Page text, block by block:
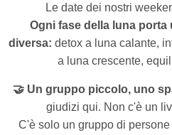
Le date dei nostri
Ogni fase della luna porta
diversa: detox a luna calante,
a luna crescente,
🤝 Un gruppo piccolo, uno
giudizi qui. Non c'è un
C'è solo un gruppo di